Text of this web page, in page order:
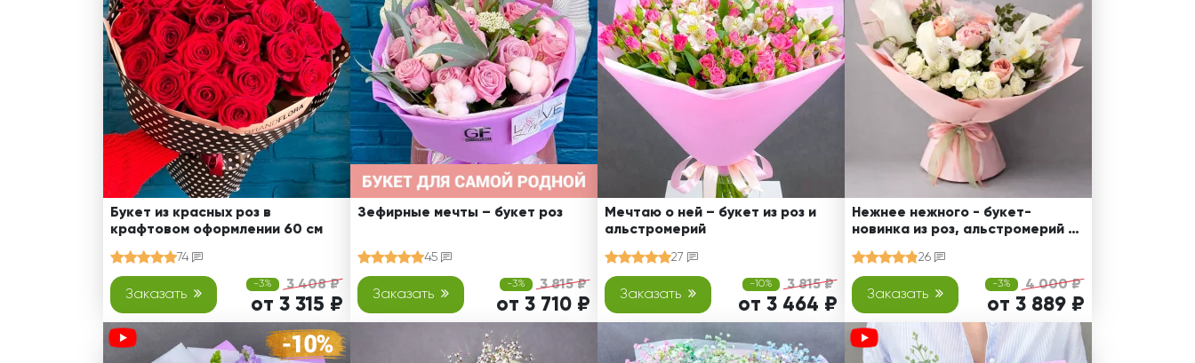
Розы поштучно
5 роз
7 роз
11 роз
15 роз
25 роз
51 роза
101 роза
Розы Гран-При
Корзины с розами
Кустовые розы
Миксы из роз
Монобукеты
Разноцветные
Эксклюзивные букеты
Смешанные
Хризантемы
Эустома
Свадьба
Свидание
Спасибо!
Юбилей
Подруге
Сестре
Брату
Врачу
Коллеге
Бабушке
Дедушке
Букет из красных роз в
крафтовом оформлении 60 см
74
Заказать
-3% 3 408 ₽
от 3 315 ₽
Зефирные мечты – букет роз
45
Заказать
-3% 3 815 ₽
от 3 710 ₽
Мечтаю о ней – букет из роз и
альстромерий
27
Заказать
-10% 3 815 ₽
от 3 464 ₽
Нежнее нежного - букет-
новинка из роз, альстромерий и
26
Заказать
-3% 4 000 ₽
от 3 889 ₽